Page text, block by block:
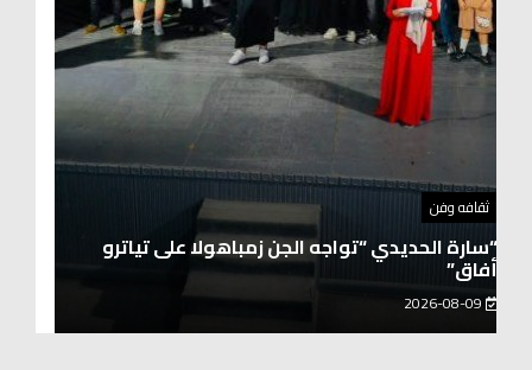
توك شو
حفيد الشيخ محمد صالح بن كلوت شيخ رحالة
عابروالربع الخالى.. مرافقو مبارك بن لندن يتكلمون
يزور هويداعطا في بيتها ومؤسستها
2026-08-08